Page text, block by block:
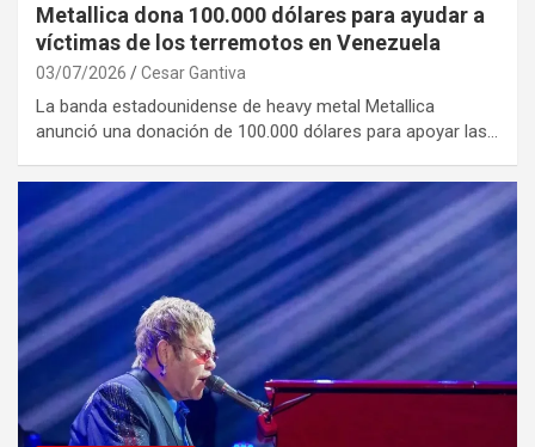
Metallica dona 100.000 dólares para ayudar a
víctimas de los terremotos en Venezuela
03/07/2026 Cesar Gantiva
La banda estadounidense de heavy metal Metallica
anunció una donación de 100.000 dólares para apoyar las…